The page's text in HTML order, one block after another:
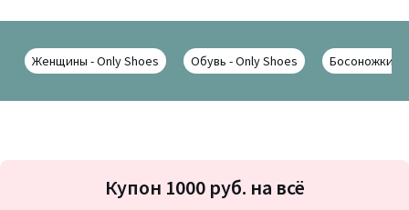
Женщины - Only Shoes Обувь - Only Shoes Босоножки -
на
Купон 1000 руб. на всё